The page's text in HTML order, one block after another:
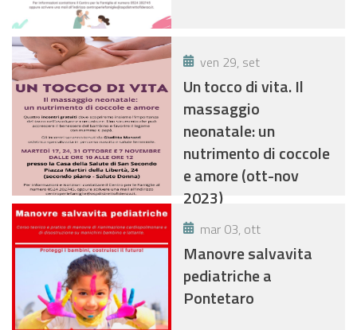
ven 29, set
Un tocco di vita. Il
massaggio
neonatale: un
nutrimento di coccole
e amore (ott-nov
2023)
mar 03, ott
Manovre salvavita
pediatriche a
Pontetaro